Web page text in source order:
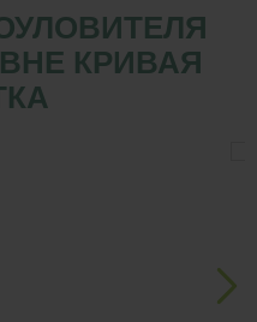
КРИВАЯ